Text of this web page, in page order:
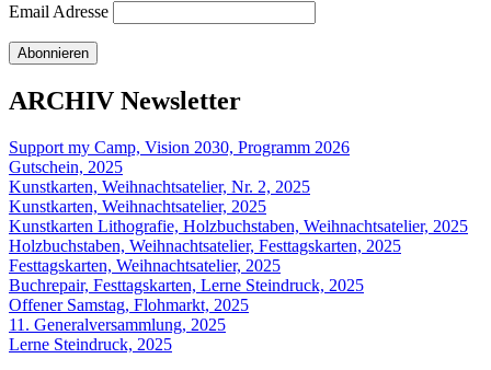
Email Adresse
ARCHIV Newsletter
Support my Camp, Vision 2030, Programm 2026
Gutschein, 2025
Kunstkarten, Weihnachtsatelier, Nr. 2, 2025
Kunstkarten, Weihnachtsatelier, 2025
Kunstkarten Lithografie, Holzbuchstaben, Weihnachtsatelier, 2025
Holzbuchstaben, Weihnachtsatelier, Festtagskarten, 2025
Festtagskarten, Weihnachtsatelier, 2025
Buchrepair, Festtagskarten, Lerne Steindruck, 2025
Offener Samstag, Flohmarkt, 2025
11. Generalversammlung, 2025
Lerne Steindruck, 2025